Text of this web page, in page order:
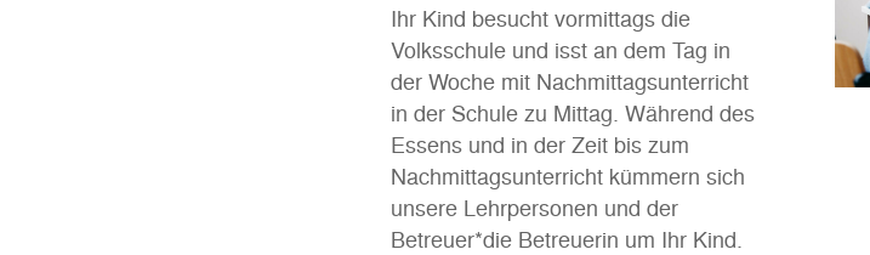
Ihr Kind besucht vormittags die
Volksschule und isst an dem Tag in
der Woche mit Nachmittagsunterricht
in der Schule zu Mittag. Während des
Essens und in der Zeit bis zum
Nachmittagsunterricht kümmern sich
unsere Lehrpersonen und der
Betreuer*die Betreuerin um Ihr Kind.